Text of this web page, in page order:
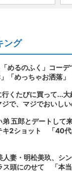
ング
めるのふく」コーデ
「めっちゃお洒落」
行くたびに買って...
で、マジでおいしい
五郎とデートして
キ2ショット 「40代
人妻・明松美玖、シ
ス頭にのせて 「本当